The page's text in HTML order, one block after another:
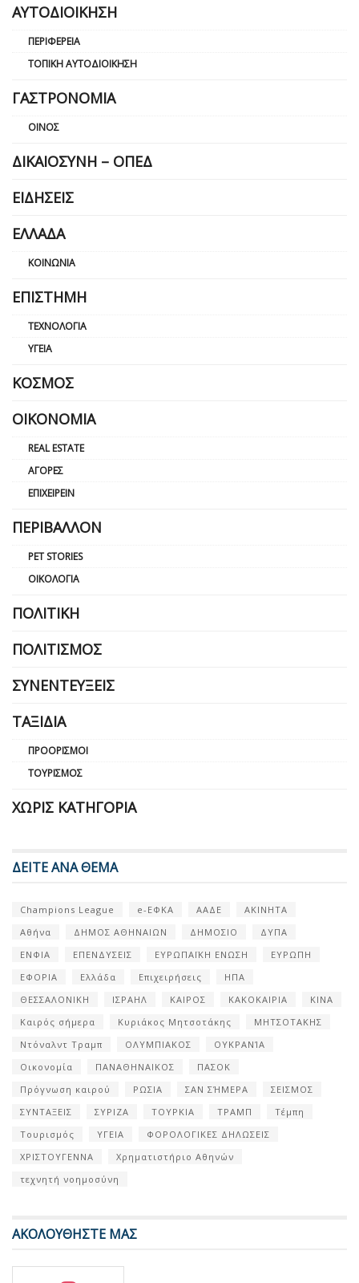
ΑΥΤΟΔΙΟΊΚΗΣΗ
ΠΕΡΙΦΈΡΕΙΑ
ΤΟΠΙΚΉ ΑΥΤΟΔΙΟΊΚΗΣΗ
ΓΑΣΤΡΟΝΟΜΊΑ
ΟΊΝΟΣ
ΔΙΚΑΙΟΣΎΝΗ – ΟΠΕΔ
ΕΙΔΉΣΕΙΣ
ΕΛΛΆΔΑ
ΚΟΙΝΩΝΊΑ
ΕΠΙΣΤΉΜΗ
ΤΕΧΝΟΛΟΓΊΑ
ΥΓΕΊΑ
ΚΌΣΜΟΣ
ΟΙΚΟΝΟΜΊΑ
REAL ESTATE
ΑΓΟΡΈΣ
ΕΠΙΧΕΙΡΕΊΝ
ΠΕΡΙΒΆΛΛΟΝ
PET STORIES
ΟΙΚΟΛΟΓΊΑ
ΠΟΛΙΤΙΚΉ
ΠΟΛΙΤΙΣΜΌΣ
ΣΥΝΕΝΤΕΎΞΕΙΣ
ΤΑΞΊΔΙΑ
ΠΡΟΟΡΙΣΜΟΊ
ΤΟΥΡΙΣΜΌΣ
ΧΩΡΊΣ ΚΑΤΗΓΟΡΊΑ
ΔΕΙΤΕ ΑΝΑ ΘΕΜΑ
Champions League e-ΕΦΚΑ ΑΑΔΕ
ΑΚΙΝΗΤΑ
Αθήνα
ΔΗΜΟΣ ΑΘΗΝΑΙΩΝ ΔΗΜΟΣΙΟ
ΔΥΠΑ
ΕΝΦΙΑ
ΕΠΕΝΔΥΣΕΙΣ ΕΥΡΩΠΑΪΚΗ ΕΝΩΣΗ
ΕΥΡΩΠΗ
ΕΦΟΡΙΑ
Ελλάδα Επιχειρήσεις
ΗΠΑ
ΘΕΣΣΑΛΟΝΙΚΗ
ΙΣΡΑΗΛ ΚΑΙΡΟΣ ΚΑΚΟΚΑΙΡΙΑ
ΚΙΝΑ
Καιρός σήμερα
Κυριάκος Μητσοτάκης
ΜΗΤΣΟΤΑΚΗΣ
Ντόναλντ Τραμπ
ΟΛΥΜΠΙΑΚΟΣ
ΟΥΚΡΑΝΊΑ
Οικονομία
ΠΑΝΑΘΗΝΑΙΚΟΣ
ΠΑΣΟΚ
Πρόγνωση καιρού
ΡΩΣΙΑ ΣΑΝ ΣΉΜΕΡΑ
ΣΕΙΣΜΟΣ
ΣΥΝΤΑΞΕΙΣ
ΣΥΡΙΖΑ ΤΟΥΡΚΙΑ ΤΡΑΜΠ
Τέμπη
Τουρισμός
ΥΓΕΙΑ
ΦΟΡΟΛΟΓΙΚΕΣ ΔΗΛΩΣΕΙΣ
ΧΡΙΣΤΟΥΓΕΝΝΑ
Χρηματιστήριο Αθηνών
τεχνητή νοημοσύνη
ΑΚΟΛΟΥΘΗΣΤΕ ΜΑΣ